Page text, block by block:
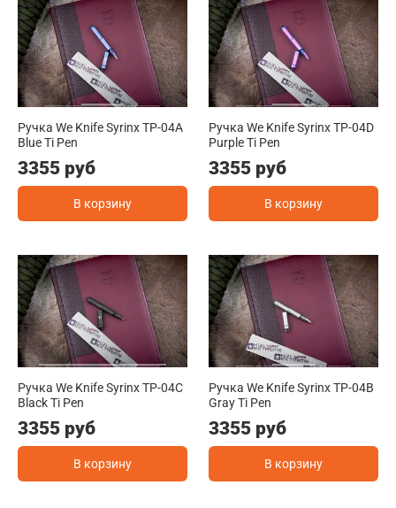
Ручка We Knife Syrinx TP-04A
Blue Ti Pen
3355 руб
В корзину
Ручка We Knife Syrinx TP-04D
Purple Ti Pen
3355 руб
В корзину
Ручка We Knife Syrinx TP-04C
Black Ti Pen
3355 руб
В корзину
Ручка We Knife Syrinx TP-04B
Gray Ti Pen
3355 руб
В корзину